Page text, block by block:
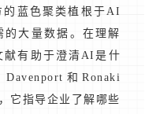
的蓝色聚类植根于AI
的大量数据。在理解
献有助于澄清AI是什
和Ronaki
它指导企业了解哪些